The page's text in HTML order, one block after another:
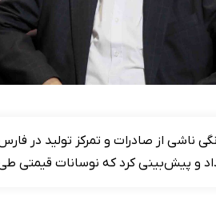
از صادرات و تمرکز تولید در
قیمتی طی ۱۰ روز آینده فروکش کرده و ثبات برقرار